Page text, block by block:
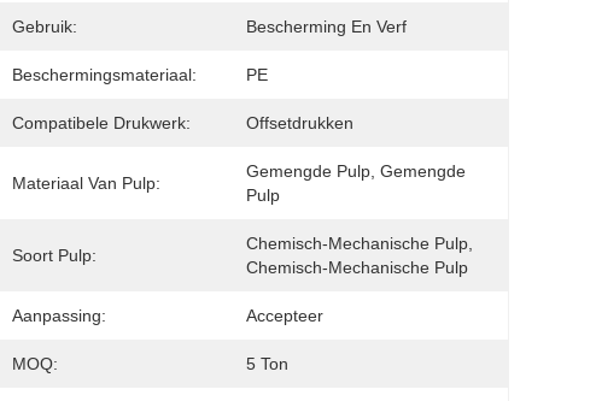
Gebruik: Bescherming En Verf
Beschermingsmateriaal: PE
Compatibele Drukwerk: Offsetdrukken
Materiaal Van Pulp:
Gemengde Pulp, Gemengde
Pulp
Soort Pulp:
Chemisch-Mechanische Pulp,
Chemisch-Mechanische Pulp
Aanpassing: Accepteer
MOQ: 5 Ton